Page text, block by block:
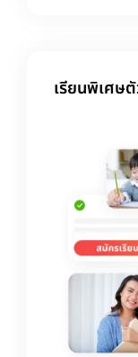
เรียนพิเศษ